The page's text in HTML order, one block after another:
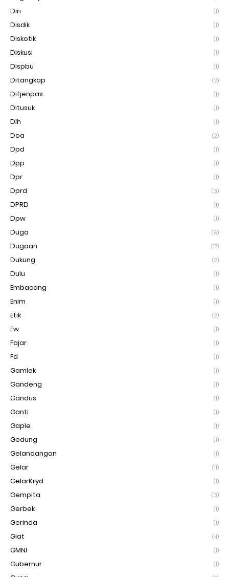
Diri (1)
Disdik (1)
Diskotik (1)
Diskusi (1)
Dispbu (1)
Ditangkap (2)
Ditjenpas (1)
Ditusuk (1)
Dlh (1)
Doa (2)
Dpd (1)
Dpp (1)
Dpr (1)
Dprd (3)
DPRD (1)
Dpw (1)
Duga (6)
Dugaan (17)
Dukung (2)
Dulu (1)
Embacang (1)
Enim (1)
Etik (2)
Ew (1)
Fajar (1)
Fd (1)
Gamlek (1)
Gandeng (1)
Gandus (1)
Ganti (1)
Gaple (1)
Gedung (1)
Gelandangan (1)
Gelar (11)
GelarKryd (1)
Gempita (3)
Gerbek (1)
Gerinda (1)
Giat (4)
GMNI (1)
Gubernur (1)